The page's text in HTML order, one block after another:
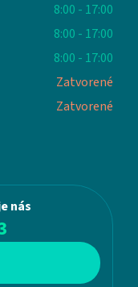
8:00 - 17:00
8:00 - 17:00
8:00 - 17:00
Zatvorené
Zatvorené
nás